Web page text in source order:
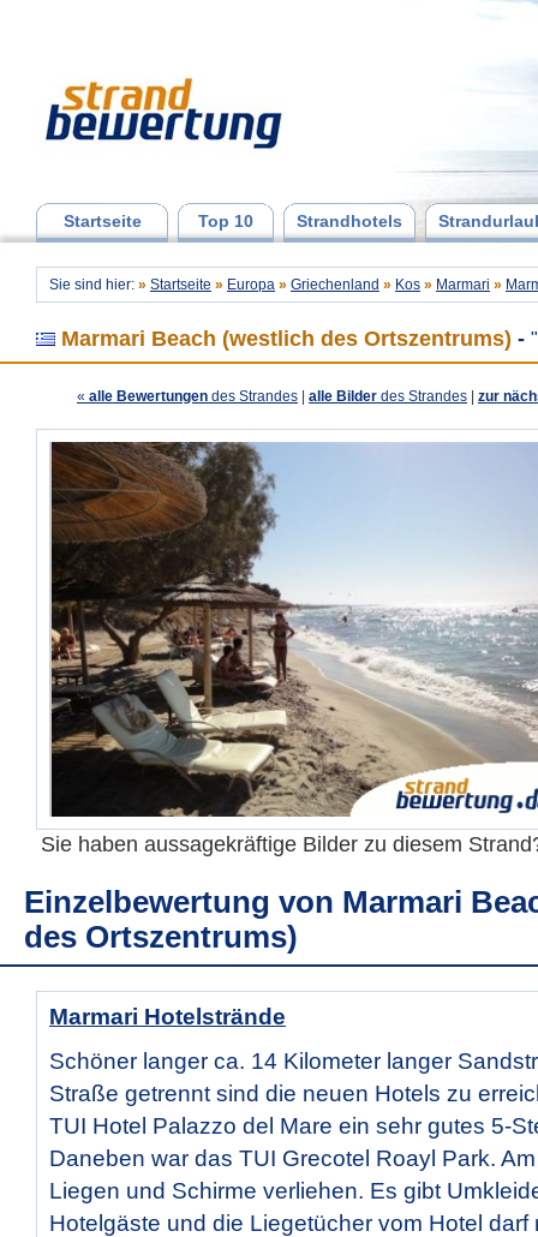
Startseite Top 10 Strandhotels
Sie sind hier: » Startseite » Europa » Griechenland » Kos » Marmari »
Marmari Beach (westlich des Ortszentrums) -
« alle Bewertungen des Strandes alle Bilder des Strandes zur
Sie haben aussagekräftige Bilder zu diesem
Einzelbewertung von Marmari
des Ortszentrums)
Marmari Hotelstrände
Schöner langer ca. 14 Kilometer langer
Straße getrennt sind die neuen Hotels zu
TUI Hotel Palazzo del Mare ein sehr gutes 5-
Daneben war das TUI Grecotel Roayl Park.
Liegen und Schirme verliehen. Es gibt
Hotelgäste und die Liegetücher vom Hotel darf